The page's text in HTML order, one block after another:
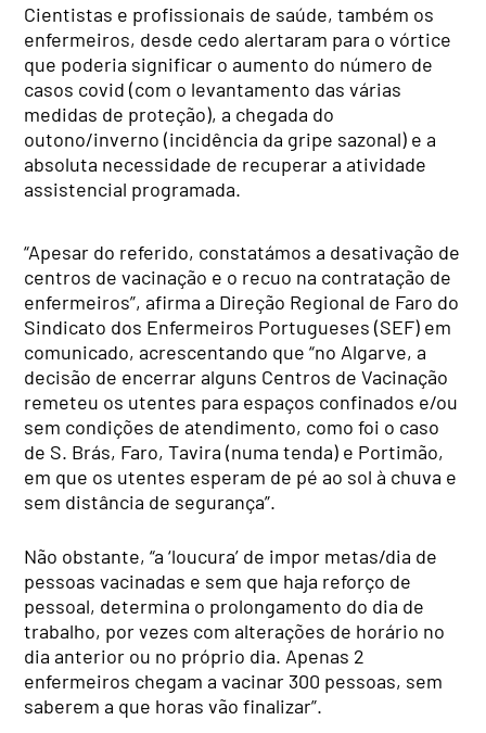
Cientistas e profissionais de saúde, também os
enfermeiros, desde cedo alertaram para o vórtice
que poderia significar o aumento do número de
casos covid (com o levantamento das várias
medidas de proteção), a chegada do
outono/inverno (incidência da gripe sazonal) e a
absoluta necessidade de recuperar a atividade
assistencial programada.
“Apesar do referido, constatámos a desativação de
centros de vacinação e o recuo na contratação de
enfermeiros”, afirma a Direção Regional de Faro do
Sindicato dos Enfermeiros Portugueses (SEF) em
comunicado, acrescentando que “no Algarve, a
decisão de encerrar alguns Centros de Vacinação
remeteu os utentes para espaços confinados e/ou
sem condições de atendimento, como foi o caso
de S. Brás, Faro, Tavira (numa tenda) e Portimão,
em que os utentes esperam de pé ao sol à chuva e
sem distância de segurança”.
Não obstante, “a ‘loucura’ de impor metas/dia de
pessoas vacinadas e sem que haja reforço de
pessoal, determina o prolongamento do dia de
trabalho, por vezes com alterações de horário no
dia anterior ou no próprio dia. Apenas 2
enfermeiros chegam a vacinar 300 pessoas, sem
saberem a que horas vão finalizar”.